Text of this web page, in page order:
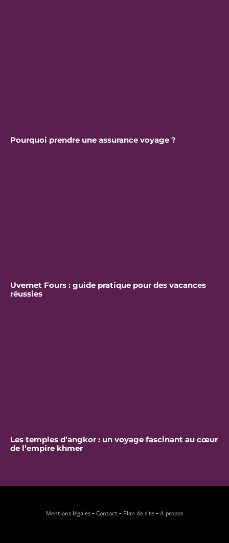
Pourquoi prendre une assurance voyage ?
Uvernet Fours : guide pratique pour des vacances
réussies
Les temples d’angkor : un voyage fascinant au cœur
de l’empire khmer
Mentions légales-Contact-Plan de site-A propos